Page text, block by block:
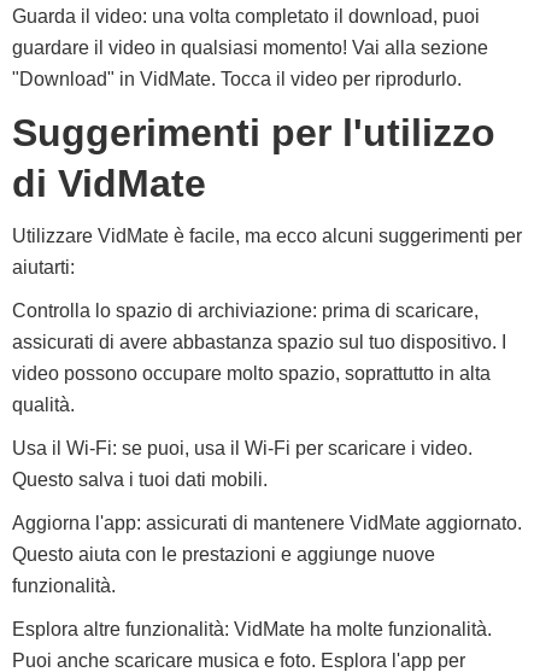
Guarda il video: una volta completato il download, puoi
guardare il video in qualsiasi momento! Vai alla sezione
"Download" in VidMate. Tocca il video per riprodurlo.
Suggerimenti per l'utilizzo
di VidMate
Utilizzare VidMate è facile, ma ecco alcuni suggerimenti per
aiutarti:
Controlla lo spazio di archiviazione: prima di scaricare,
assicurati di avere abbastanza spazio sul tuo dispositivo. I
video possono occupare molto spazio, soprattutto in alta
qualità.
Usa il Wi-Fi: se puoi, usa il Wi-Fi per scaricare i video.
Questo salva i tuoi dati mobili.
Aggiorna l'app: assicurati di mantenere VidMate aggiornato.
Questo aiuta con le prestazioni e aggiunge nuove
funzionalità.
Esplora altre funzionalità: VidMate ha molte funzionalità.
Puoi anche scaricare musica e foto. Esplora l'app per